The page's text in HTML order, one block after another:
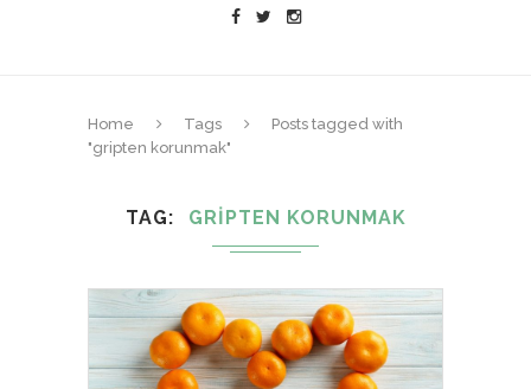
Home Tags
Posts tagged with
"gripten korunmak"
TAG GRIPTEN KORUNMAK